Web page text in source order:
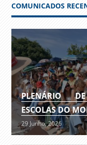
COMUNICADOS
PLENÁRIO
ESCOLAS DO
29 Junho, 2026